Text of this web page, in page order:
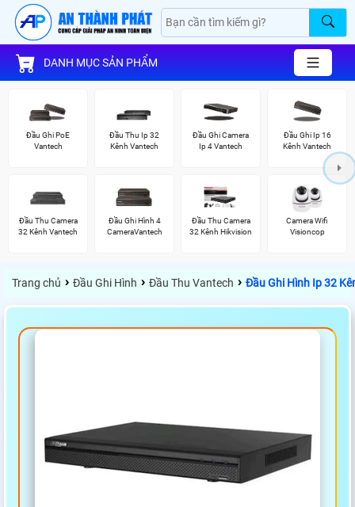
DANH MỤC SẢN PHẨM
Đầu Ghi PoE
Vantech
Đầu Thu Ip 32
Kênh Vantech
Đầu Ghi Camera
Ip 4 Vantech
Đầu Ghi Ip 16
Kênh Vantech
Đầu Thu Camera
32 Kênh Vantech
Đầu Ghi Hình 4
CameraVantech
Đầu Thu Camera
32 Kênh Hikvision
Camera Wifi
Visioncop
Trang chủ › Đầu Ghi Hình › Đầu Thu Vantech › Đầu Ghi Hình Ip 32